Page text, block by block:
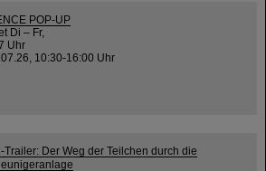
POP-UP
Di – Fr,
Uhr
10:30-16:00 Uhr
Trailer: Der Weg der Teilchen durch die